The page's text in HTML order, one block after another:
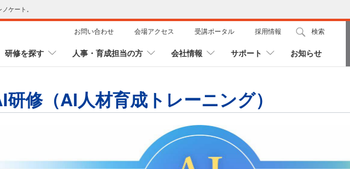
ケート。
お問い合わせ 会場アクセス 受講ポータル 採用情報 検索
研修を探す 人事・育成担当の方 会社情報 サポート お知らせ
研修（AI人材育成トレーニング）